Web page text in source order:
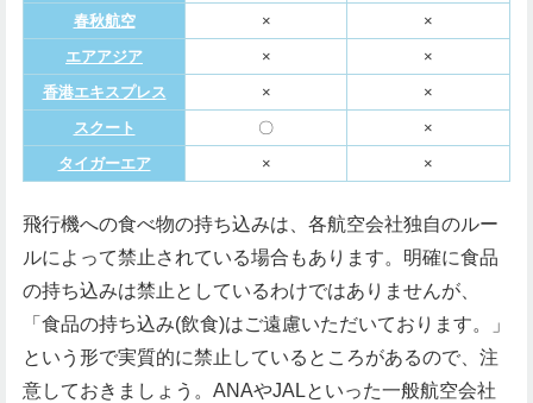
春秋航空
×
×
エアアジア
×
×
香港エキスプレス
×
×
スクート
〇
×
タイガーエア
× ×
飛行機への食べ物の持ち込みは、各航空会社独自のルー
ルによって禁止されている場合もあります。明確に食品
の持ち込みは禁止としているわけではありませんが、
「食品の持ち込み(飲食)はご遠慮いただいております。」
という形で実質的に禁止しているところがあるので、注
意しておきましょう。ANAやJALといった一般航空会社